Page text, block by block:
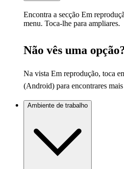
Encontra a secção Em
menu. Toca-lhe para ampliares.
Não vês uma
Na vista Em reprodução, toca
(Android) para encontrares mais
Ambiente de trabalho